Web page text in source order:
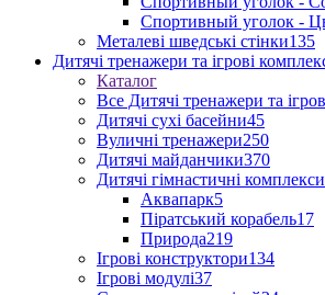
Спортивный уголок -
Металеві шведські стінки135
Дитячі тренажери та ігрові
Каталог
Все Дитячі тренажери та
Дитячі сухі басейни45
Вуличні тренажери250
Дитячі майданчики370
Дитячі гімнастичні комплекси
Аквапарк5
Піратський корабель17
Природа219
Ігрові конструктори134
Ігрові модулі37